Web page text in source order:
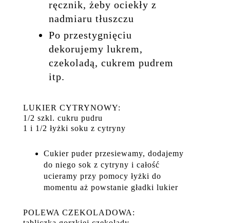
ręcznik, żeby ociekły z
nadmiaru tłuszczu
Po przestygnięciu
dekorujemy lukrem,
czekoladą, cukrem pudrem
itp.
LUKIER CYTRYNOWY:
1/2 szkl. cukru pudru
1 i 1/2 łyżki soku z cytryny
Cukier puder przesiewamy, dodajemy
do niego sok z cytryny i całość
ucieramy przy pomocy łyżki do
momentu aż powstanie gładki lukier
POLEWA CZEKOLADOWA: